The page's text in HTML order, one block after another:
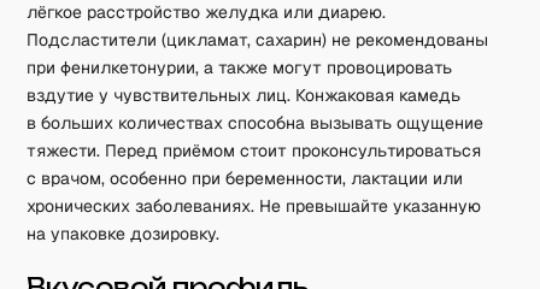
лёгкое расстройство желудка или диарею.
Подсластители (цикламат, сахарин) не рекомендованы
при фенилкетонурии, а также могут провоцировать
вздутие у чувствительных лиц. Конжаковая камедь
в больших количествах способна вызывать ощущение
тяжести. Перед приёмом стоит проконсультироваться
с врачом, особенно при беременности, лактации или
хронических заболеваниях. Не превышайте указанную
на упаковке дозировку.